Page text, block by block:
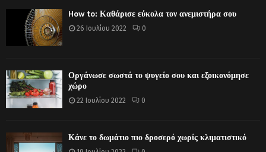
How to: Καθάρισε εύκολα τον ανεμιστήρα σου
26 Ιουλίου 2022 0
Οργάνωσε σωστά το ψυγείο σου και εξοικονόμησε
χώρο
22 Ιουλίου 2022 0
Κάνε το δωμάτιο πιο δροσερό χωρίς κλιματιστικό